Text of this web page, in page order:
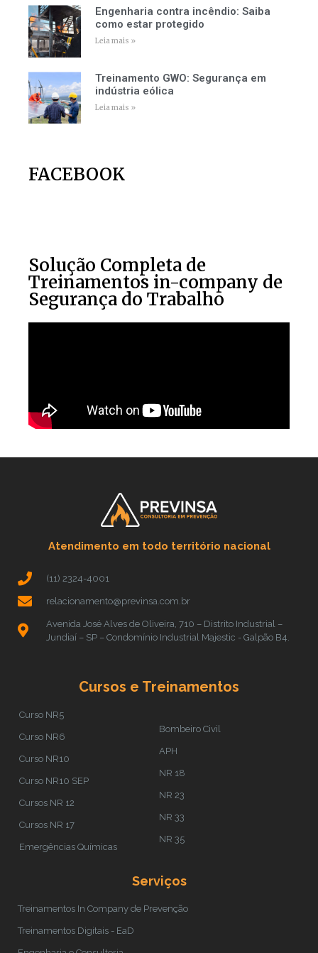
Engenharia contra incêndio: Saiba
como estar protegido
Leia mais »
Treinamento GWO: Segurança em
indústria eólica
Leia mais »
FACEBOOK
Solução Completa de
Treinamentos in-company de
Segurança do Trabalho
Atendimento em todo território nacional
(11) 2324-4001
relacionamento@previnsa.com.br
Avenida José Alves de Oliveira, 710 – Distrito Industrial –
Jundiaí – SP – Condomínio Industrial Majestic - Galpão B4.
Cursos e Treinamentos
Curso NR5
Curso NR6
Curso NR10
Curso NR10 SEP
Cursos NR 12
Cursos NR 17
Emergências Químicas
Bombeiro Civil
APH
NR 18
NR 23
NR 33
NR 35
Serviços
Treinamentos In Company de Prevenção
Treinamentos Digitais - EaD